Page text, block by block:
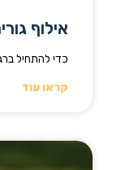
אילוף
כדי להתחיל
קראו עוד